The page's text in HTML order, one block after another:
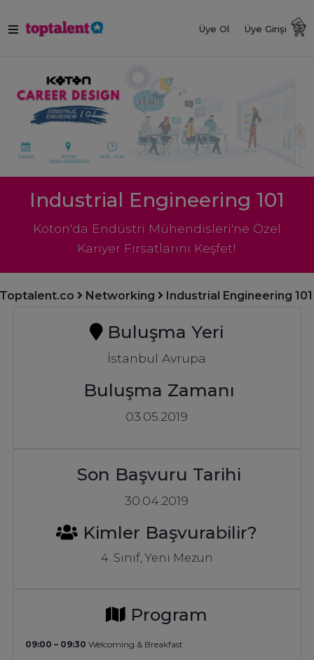
Üye Ol Üye Girişi
Industrial Engineering 101
Koton'da Endüstri Mühendisleri'ne Özel
Kariyer Fırsatlarını Keşfet!
Toptalent.co Networking Industrial Engineering 101
Buluşma Yeri
İstanbul Avrupa
Buluşma Zamanı
03.05.2019
Son Başvuru Tarihi
30.04.2019
Kimler Başvurabilir?
4. Sınıf, Yeni Mezun
Program
09:00 – 09:30 Welcoming & Breakfast